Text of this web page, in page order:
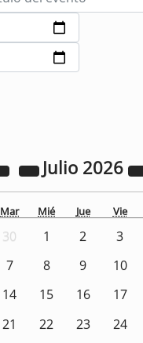
Julio 2026
Mar Mié Jue Vie
30 1 2 3
7 8 9 10
14 15 16 17
21 22 23 24